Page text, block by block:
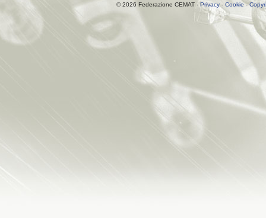
© 2026 Federazione CEMAT - Privacy- Cookie-